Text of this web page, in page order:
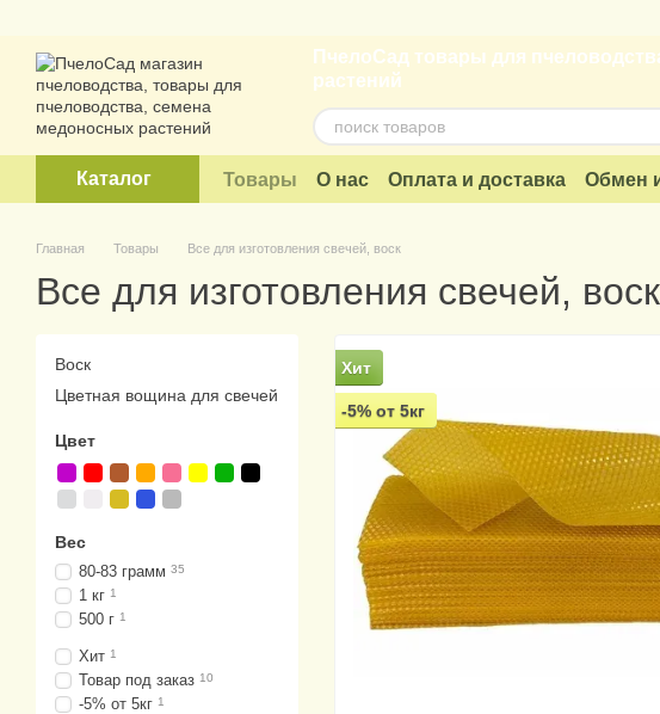
ПчелоСад товары для
растений
Каталог Товары О нас Оплата и доставка Обмен
Договор публичной оферты
Главная Товары Все для изготовления свечей, воск
Все для изготовления свечей, воск
Хит
-5% от 5кг
Воск
Цветная вощина для свечей
Цвет
Вес
80-83 грамм 35
1 кг 1
500 г 1
Хит 1
Товар под заказ 10
-5% от 5кг 1